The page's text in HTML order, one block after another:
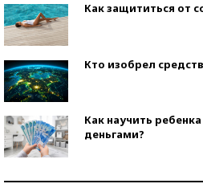
Как защититься от
Кто изобрел
Как научить
деньгами?